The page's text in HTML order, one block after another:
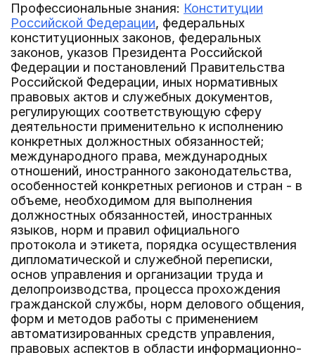
Профессиональные знания: Конституции
Российской Федерации, федеральных
конституционных законов, федеральных
законов, указов Президента Российской
Федерации и постановлений Правительства
Российской Федерации, иных нормативных
правовых актов и служебных документов,
регулирующих соответствующую сферу
деятельности применительно к исполнению
конкретных должностных обязанностей;
международного права, международных
отношений, иностранного законодательства,
особенностей конкретных регионов и стран - в
объеме, необходимом для выполнения
должностных обязанностей, иностранных
языков, норм и правил официального
протокола и этикета, порядка осуществления
дипломатической и служебной переписки,
основ управления и организации труда и
делопроизводства, процесса прохождения
гражданской службы, норм делового общения,
форм и методов работы с применением
автоматизированных средств управления,
правовых аспектов в области информационно-